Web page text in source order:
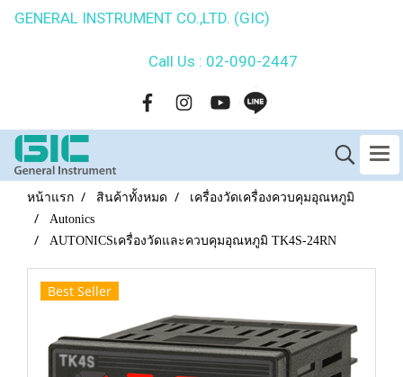
GENERAL INSTRUMENT CO.,LTD. (GIC)
Call Us : 02-090-2447
หน้าแรก สินค้าทั้งหมด
เครื่องวัดเครื่องควบคุมอุณหภูมิ
Autonics
AUTONICSเครื่องวัดและควบคุมอุณหภูมิ TK4S-24RN
Best Seller